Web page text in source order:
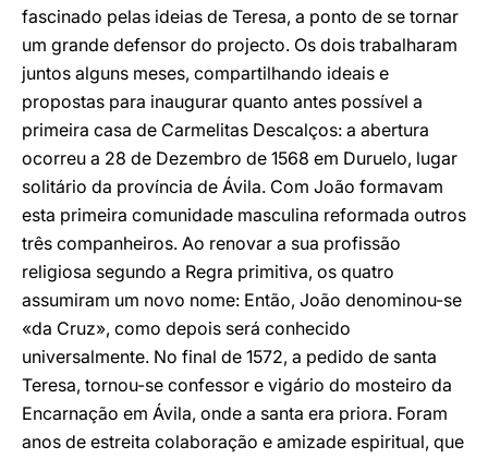
fascinado pelas ideias de Teresa, a ponto de se tornar
um grande defensor do projecto. Os dois trabalharam
juntos alguns meses, compartilhando ideais e
propostas para inaugurar quanto antes possível a
primeira casa de Carmelitas Descalços: a abertura
ocorreu a 28 de Dezembro de 1568 em Duruelo, lugar
solitário da província de Ávila. Com João formavam
esta primeira comunidade masculina reformada outros
três companheiros. Ao renovar a sua profissão
religiosa segundo a Regra primitiva, os quatro
assumiram um novo nome: Então, João denominou-se
«da Cruz», como depois será conhecido
universalmente. No final de 1572, a pedido de santa
Teresa, tornou-se confessor e vigário do mosteiro da
Encarnação em Ávila, onde a santa era priora. Foram
anos de estreita colaboração e amizade espiritual, que